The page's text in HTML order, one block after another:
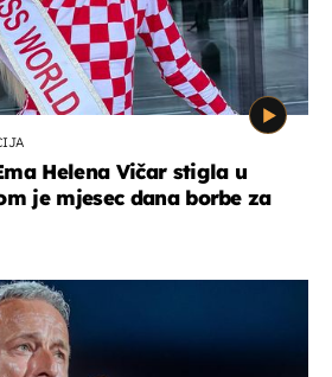
Helena Vičar stigla u
je mjesec dana borbe za